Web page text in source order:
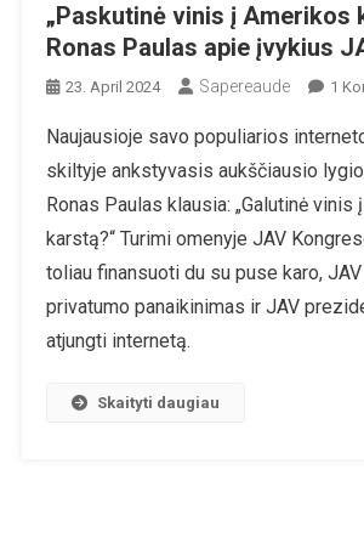
„Paskutinė vinis į Amerikos
Ronas Paulas apie įvykius
23. April 2024 Sapereaude 1
Naujausioje savo populiarios
skiltyje ankstyvasis aukščiausio
Ronas Paulas klausia: „Galutinė vinis
karstą?“ Turimi omenyje JAV
toliau finansuoti du su puse karo,
privatumo panaikinimas ir JAV
atjungti internetą.
Skaityti daugiau